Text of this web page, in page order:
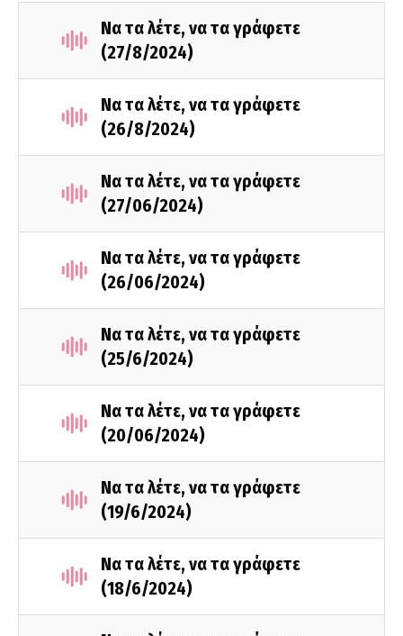
Να τα λέτε, να τα γράφετε
(27/8/2024)
Να τα λέτε, να τα γράφετε
(26/8/2024)
Να τα λέτε, να τα γράφετε
(27/06/2024)
Να τα λέτε, να τα γράφετε
(26/06/2024)
Να τα λέτε, να τα γράφετε
(25/6/2024)
Να τα λέτε, να τα γράφετε
(20/06/2024)
Να τα λέτε, να τα γράφετε
(19/6/2024)
Να τα λέτε, να τα γράφετε
(18/6/2024)